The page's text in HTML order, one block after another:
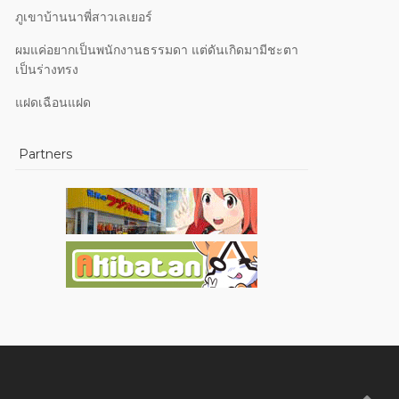
ภูเขาบ้านนาพี่สาวเลเยอร์
ผมแค่อยากเป็นพนักงานธรรมดา แต่ดันเกิดมามีชะตา
เป็นร่างทรง
แฝดเฉือนแฝด
Partners